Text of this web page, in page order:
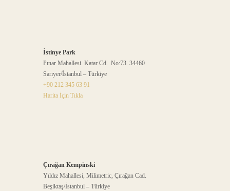
İstinye Park
Pınar Mahallesi. Katar Cd. No:73. 34460
Sarıyer/İstanbul – Türkiye
+90 212 345 63 91
Harita İçin Tıkla
Çırağan Kempinski
Yıldız Mahallesi, Milimetric, Çırağan Cad.
Beşiktaş/İstanbul – Türkiye